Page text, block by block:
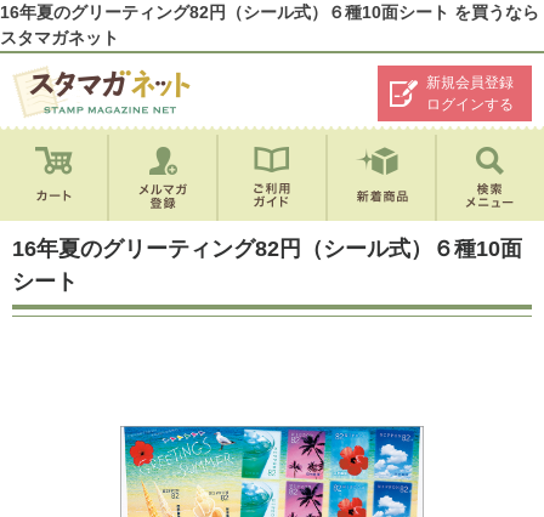
16年夏のグリーティング82円（シール式）６種10面シート を買うなら
スタマガネット
新規会員登録
ログインする
16年夏のグリーティング82円（シール式）６種10面
シート